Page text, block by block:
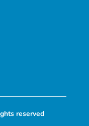
reserved